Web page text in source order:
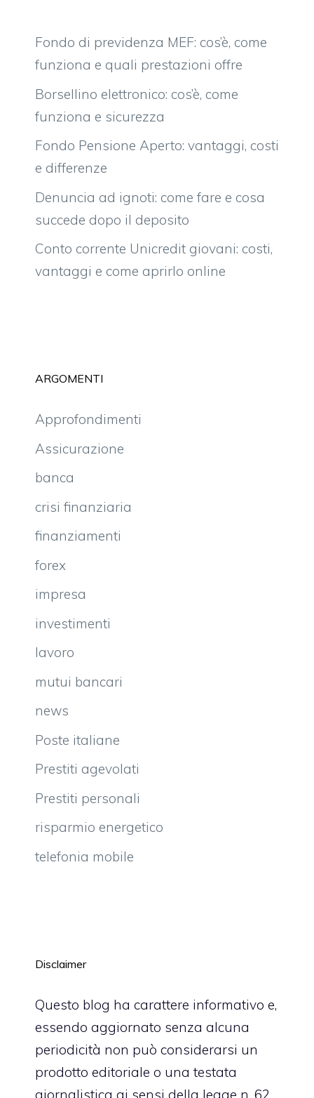
Fondo di previdenza MEF: cos’è, come
funziona e quali prestazioni offre
Borsellino elettronico: cos’è, come
funziona e sicurezza
Fondo Pensione Aperto: vantaggi, costi
e differenze
Denuncia ad ignoti: come fare e cosa
succede dopo il deposito
Conto corrente Unicredit giovani: costi,
vantaggi e come aprirlo online
ARGOMENTI
Approfondimenti
Assicurazione
banca
crisi finanziaria
finanziamenti
forex
impresa
investimenti
lavoro
mutui bancari
news
Poste italiane
Prestiti agevolati
Prestiti personali
risparmio energetico
telefonia mobile
Disclaimer
Questo blog ha carattere informativo e,
essendo aggiornato senza alcuna
periodicità non può considerarsi un
prodotto editoriale o una testata
giornalistica ai sensi della legge n. 62